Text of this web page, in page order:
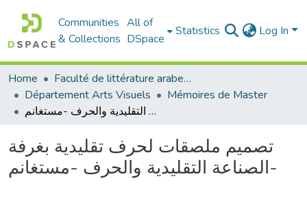
Communities
& Collections
All of
DSpace
Statistics Log In
Home
Faculté de littérature arabe et des arts
Département Arts Visuels
Mémoires de Master
تصميم ملصقات لحرف تقليدية بغرفة الصناعة التقليدية والحرف -مستغانم-
تصميم ملصقات لحرف تقليدية بغرفة
الصناعة التقليدية والحرف -مستغانم-